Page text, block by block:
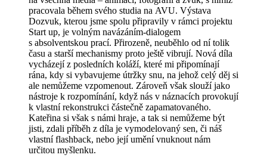
pracovala během svého studia na AVU. Výstava
Dozvuk, kterou jsme spolu připravily v rámci projektu
Start up, je volným navázáním-dialogem
s absolventskou prací. Přirozeně, neuběhlo od ní tolik
času a starší mechanismy proto ještě vibrují. Nová díla
vycházejí z posledních koláží, které mi připomínají
rána, kdy si vybavujeme útržky snu, na jehož celý děj si
ale nemůžeme vzpomenout. Zároveň však slouží jako
nástroje k rozpomínání, když nás v náznacích provokují
k vlastní rekonstrukci částečně zapamatovaného.
Kateřina si však s námi hraje, a tak si nemůžeme být
jisti, zdali příběh z díla je vymodelovaný sen, či náš
vlastní flashback, nebo její umění vnuknout nám
určitou myšlenku.